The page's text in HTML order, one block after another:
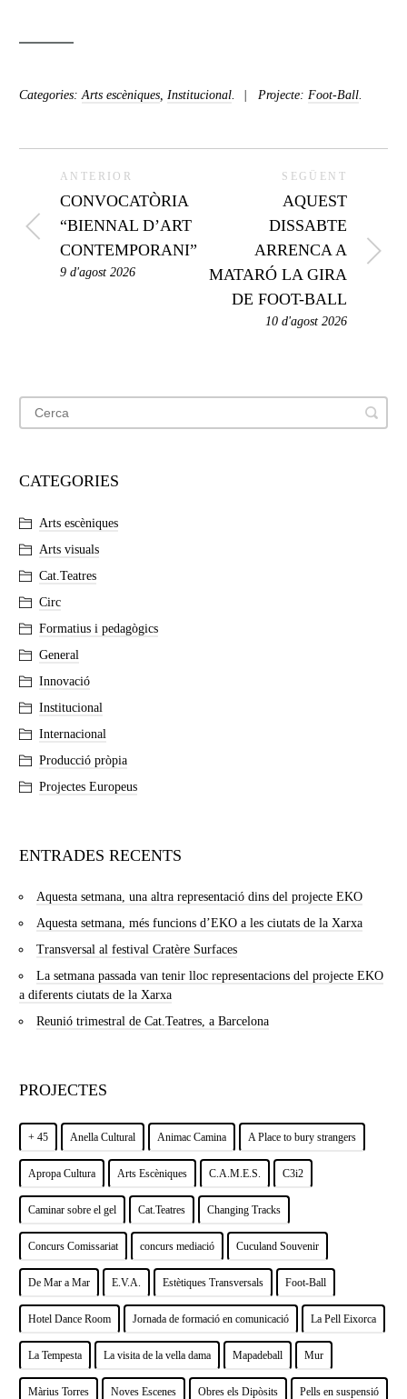
Categories:Arts escèniques, Institucional. Projecte: Foot-Ball.
ANTERIOR
CONVOCATÒRIA
“BIENNAL D’ART
CONTEMPORANI”
9 d'agost 2026
SEGÜENT
AQUEST
DISSABTE
ARRENCA A
MATARÓ LA GIRA
DE FOOT-BALL
10 d'agost 2026
CATEGORIES
Arts escèniques
Arts visuals
Cat.Teatres
Circ
Formatius i pedagògics
General
Innovació
Institucional
Internacional
Producció pròpia
Projectes Europeus
ENTRADES RECENTS
Aquesta setmana, una altra representació dins del projecte EKO
Aquesta setmana, més funcions d’EKO a les ciutats de la Xarxa
Transversal al festival Cratère Surfaces
La setmana passada van tenir lloc representacions del projecte EKO
a diferents ciutats de la Xarxa
Reunió trimestral de Cat.Teatres, a Barcelona
PROJECTES
+ 45 Anella Cultural Animac Camina A Place to bury strangers
Apropa Cultura Arts Escèniques C.A.M.E.S. C3i2
Caminar sobre el gel Cat.Teatres Changing Tracks
Concurs Comissariat concurs mediació Cuculand Souvenir
De Mar a Mar E.V.A. Estètiques Transversals Foot-Ball
Hotel Dance Room Jornada de formació en comunicació La Pell Eixorca
La Tempesta La visita de la vella dama Mapadeball Mur
Màrius Torres Noves Escenes Obres els Dipòsits Pells en suspensió